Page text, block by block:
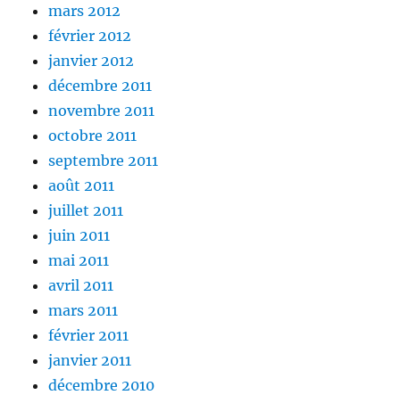
mars 2012
février 2012
janvier 2012
décembre 2011
novembre 2011
octobre 2011
septembre 2011
août 2011
juillet 2011
juin 2011
mai 2011
avril 2011
mars 2011
février 2011
janvier 2011
décembre 2010